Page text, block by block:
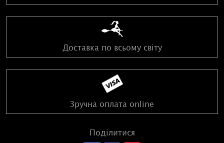
Доставка по всьому світу
Зручна оплата online
Поділитися